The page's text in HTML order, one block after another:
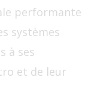
performante
systèmes
à ses
et de leur